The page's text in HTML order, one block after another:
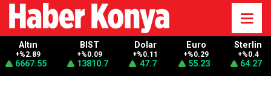
Altın
+%2.89
6667.55
BIST
+%0.09
13810.7
Dolar
+%0.11
47.7
Euro
+%0.29
55.23
Sterlin
+%0.4
64.27